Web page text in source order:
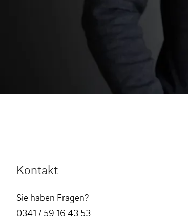
Kontakt
Sie haben Fragen?
0341 / 59 16 43 53